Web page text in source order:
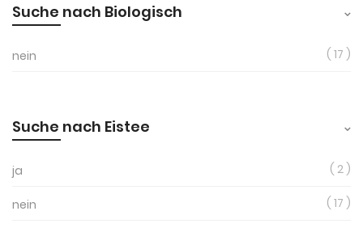
Suche nach Biologisch
nein 17
Suche nach Eistee
ja 2
nein 17